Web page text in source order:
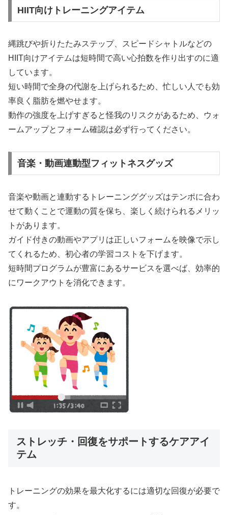
HIIT向けトレーニングアイテム
縄跳びや折りたたみステップ、スピードシャトルなどの
HIIT向けアイテムは短時間で高い心拍数を作り出すのに適
しています。
短い時間で全身の代謝を上げられるため、忙しい人でも効
率良く脂肪を燃やせます。
動作の強度を上げすぎると怪我のリスクがあるため、ウォ
ームアップとフォーム確認は必ず行ってください。
音楽・動画連動型フィットネスグッズ
音楽や動画と連動するトレーニンググッズはテンポに合わ
せて動くことで運動の質を保ち、楽しく続けられるメリッ
トがあります。
ガイド付きの動画やアプリは正しいフォームを映像で示し
てくれるため、初心者の学習コストを下げます。
短時間プログラムが豊富にあるサービスを選べば、効率的
にワークアウトを消化できます。
ストレッチ・回復をサポートするケアアイ
テム
トレーニングの効果を最大化するには適切な回復が必要で
す。